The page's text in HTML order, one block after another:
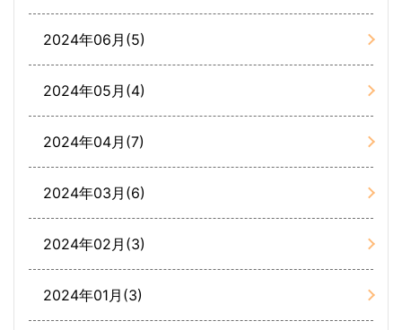
2024年06月(5)
2024年05月(4)
2024年04月(7)
2024年03月(6)
2024年02月(3)
2024年01月(3)